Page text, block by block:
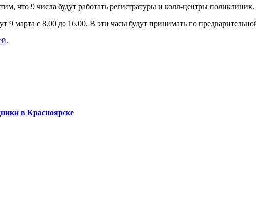
что 9 числа будут работать регистратуры и колл-центры поликлиник.
9 марта с 8.00 до 16.00. В эти часы будут принимать по
в Красноярске